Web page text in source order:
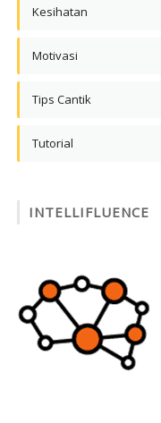
Kesihatan
Motivasi
Tips Cantik
Tutorial
INTELLIFLUENCE